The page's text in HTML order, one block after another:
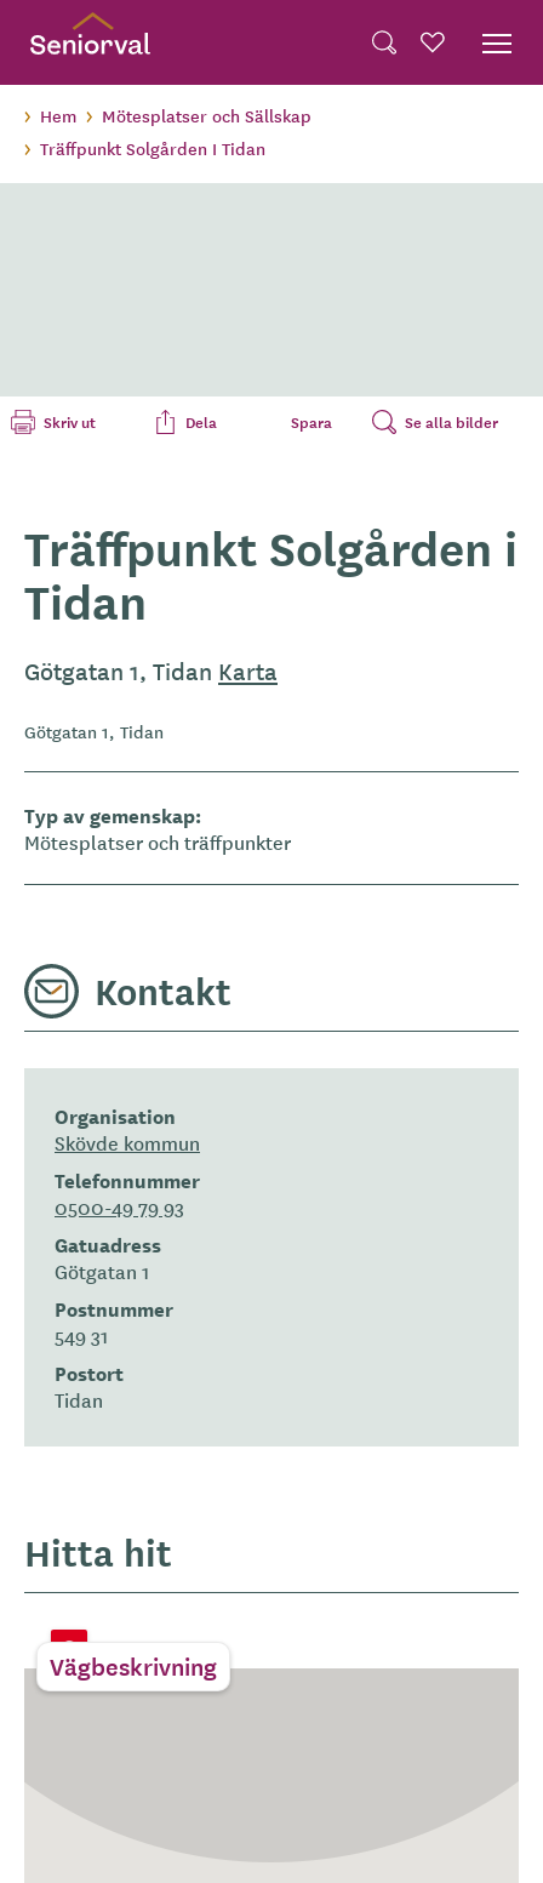
Hem
Mötesplatser och Sällskap
Träffpunkt Solgården I Tidan
Skriv ut Dela Spara Se alla bilder
Träffpunkt Solgården i
Tidan
Götgatan 1, Tidan Karta
Götgatan 1, Tidan
Typ av gemenskap
Mötesplatser och träffpunkter
Kontakt
Organisation
Skövde kommun
Telefonnummer
0500-49 79 93
Gatuadress
Götgatan 1
Postnummer
549 31
Postort
Tidan
Hitta hit
Vägbeskrivning
Translate